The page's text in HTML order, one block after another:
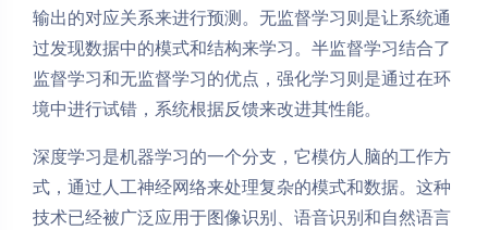
输出的对应关系来进行预测。无监督学习则是让系统通
过发现数据中的模式和结构来学习。半监督学习结合了
监督学习和无监督学习的优点，强化学习则是通过在环
境中进行试错，系统根据反馈来改进其性能。
深度学习是机器学习的一个分支，它模仿人脑的工作方
式，通过人工神经网络来处理复杂的模式和数据。这种
技术已经被广泛应用于图像识别、语音识别和自然语言